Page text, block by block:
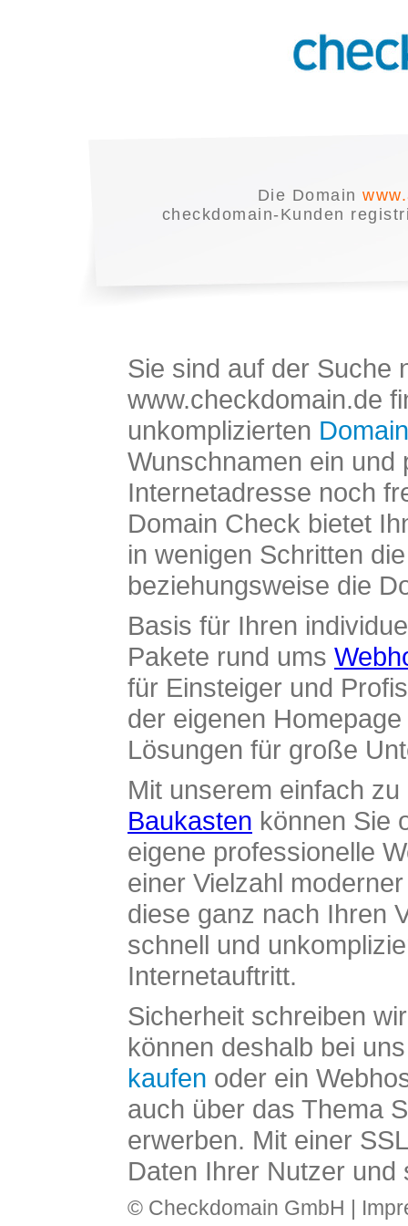
Die Domain
checkdomain-Kunden
Sie sind auf der Suche
www.checkdomain.de
unkomplizierten
Wunschnamen ein und
Internetadresse noch
Domain Check bietet
in wenigen Schritten
beziehungsweise die
Basis für Ihren
Pakete rund ums
für Einsteiger und
der eigenen
Lösungen für große
Mit unserem einfach
Baukasten können Sie
eigene professionelle
einer Vielzahl
diese ganz nach Ihren
schnell und
Internetauftritt.
Sicherheit schreiben
können deshalb bei
kaufen oder ein
auch über das Thema
erwerben. Mit einer
Daten Ihrer Nutzer und
© Checkdomain GmbH |